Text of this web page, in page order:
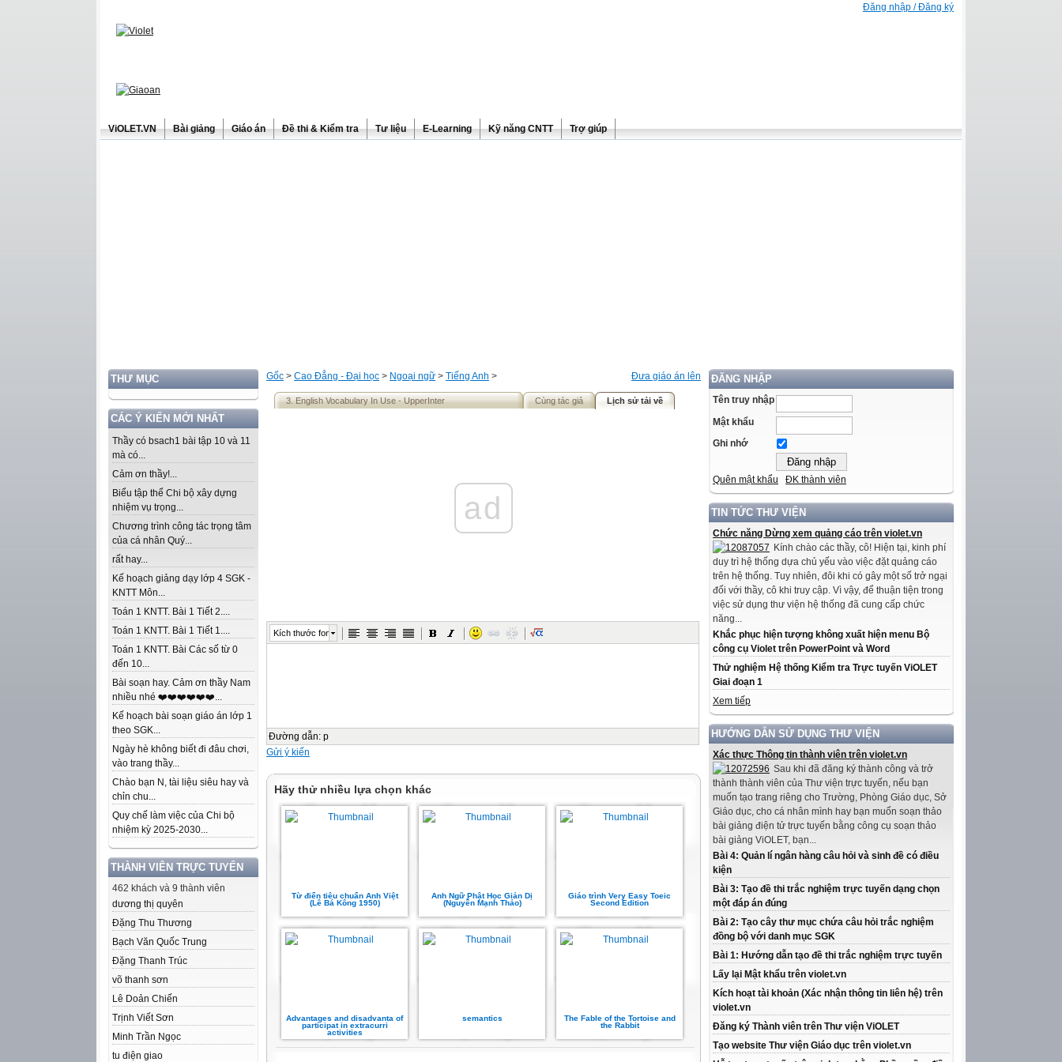
Đăng nhập / Đăng ký
ViOLET.VN Bài giảng Giáo án Đề thi & Kiểm tra Tư liệu E-Learning Kỹ năng CNTT Trợ giúp
THƯ MỤC
CÁC Ý KIẾN MỚI NHẤT
Thầy có bsach1 bài tập 10 và 11
mà có...
Cảm ơn thầy!...
Biểu tập thể Chi bộ xây dựng
nhiệm vụ trọng...
Chương trình công tác trọng tâm
của cá nhân Quý...
rất hay...
Kế hoạch giảng dạy lớp 4 SGK -
KNTT Môn...
Toán 1 KNTT. Bài 1 Tiết 2....
Toán 1 KNTT. Bài 1 Tiết 1....
Toán 1 KNTT. Bài Các số từ 0
đến 10...
Bài soạn hay. Cảm ơn thầy Nam
nhiều nhé ❤️❤️❤️❤️❤️❤️...
Kế hoạch bài soạn giáo án lớp 1
theo SGK...
Ngày hè không biết đi đâu chơi,
vào trang thầy...
Chào bạn N, tài liệu siêu hay và
chỉn chu...
Quy chế làm việc của Chi bộ
nhiệm kỳ 2025-2030...
THÀNH VIÊN TRỰC TUYẾN
462 khách và 9 thành viên
dương thị quyên
Đặng Thu Thương
Bạch Văn Quốc Trung
Đặng Thanh Trúc
võ thanh sơn
Lê Doản Chiến
Trịnh Viết Sơn
Minh Trần Ngọc
tu điện giao
ĐĂNG NHẬP
Tên truy nhập
Mật khẩu
Ghi nhớ
Quên mật khẩu ĐK thành viên
TIN TỨC THƯ VIỆN
Chức năng Dừng xem quảng cáo trên violet.vn
Kính chào các thầy, cô! Hiện tại, kinh phí
duy trì hệ thống dựa chủ yếu vào việc đặt quảng cáo
trên hệ thống. Tuy nhiên, đôi khi có gây một số trở ngại
đối với thầy, cô khi truy cập. Vì vậy, để thuận tiện trong
việc sử dụng thư viện hệ thống đã cung cấp chức
năng...
Khắc phục hiện tượng không xuất hiện menu Bộ
công cụ Violet trên PowerPoint và Word
Thử nghiệm Hệ thống Kiểm tra Trực tuyến ViOLET
Giai đoạn 1
Xem tiếp
HƯỚNG DẪN SỬ DỤNG THƯ VIỆN
Xác thực Thông tin thành viên trên violet.vn
Sau khi đã đăng ký thành công và trở
thành thành viên của Thư viện trực tuyến, nếu bạn
muốn tạo trang riêng cho Trường, Phòng Giáo dục, Sở
Giáo dục, cho cá nhân mình hay bạn muốn soạn thảo
bài giảng điện tử trực tuyến bằng công cụ soạn thảo
bài giảng ViOLET, bạn...
Bài 4: Quản lí ngân hàng câu hỏi và sinh đề có điều
kiện
Bài 3: Tạo đề thi trắc nghiệm trực tuyến dạng chọn
một đáp án đúng
Bài 2: Tạo cây thư mục chứa câu hỏi trắc nghiệm
đồng bộ với danh mục SGK
Bài 1: Hướng dẫn tạo đề thi trắc nghiệm trực tuyến
Lấy lại Mật khẩu trên violet.vn
Kích hoạt tài khoản (Xác nhận thông tin liên hệ) trên
violet.vn
Đăng ký Thành viên trên Thư viện ViOLET
Tạo website Thư viện Giáo dục trên violet.vn
Đưa giáo án lên
Gốc > Cao Đẳng - Đại học > Ngoại ngữ > Tiếng Anh >
3. English Vocabulary In Use - UpperInter Cùng tác giả Lịch sử tải về
ad
Kích thước font
Đường dẫn: p
Gửi ý kiến
Hãy thử nhiều lựa chọn khác
Từ điển tiêu chuẩn Anh Việt
(Lê Bá Kông 1950)
Anh Ngữ Phật Học Giản Dị
(Nguyễn Mạnh Thảo)
Giáo trình Very Easy Toeic
Second Edition
Advantages and disadvanta of
participat in extracurri
activities
semantics
The Fable of the Tortoise and
the Rabbit